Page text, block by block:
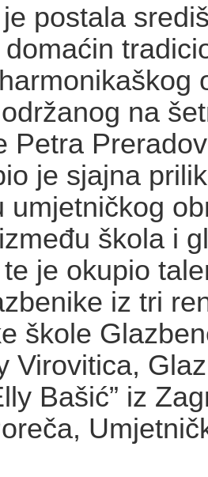
postala
na
Petra
je sjajna
umjetničkog
škola i
je okupio
iz tri
škole
Virovitica,
Bašić” iz